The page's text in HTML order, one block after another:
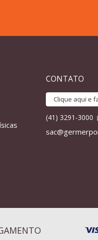
CONTATO
Clique aqui e
(41) 3291-3000